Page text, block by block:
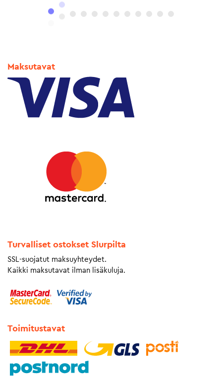
Maksutavat
Turvalliset ostokset Slurpilta
SSL-suojatut maksuyhteydet.
Kaikki maksutavat ilman lisäkuluja.
Toimitustavat